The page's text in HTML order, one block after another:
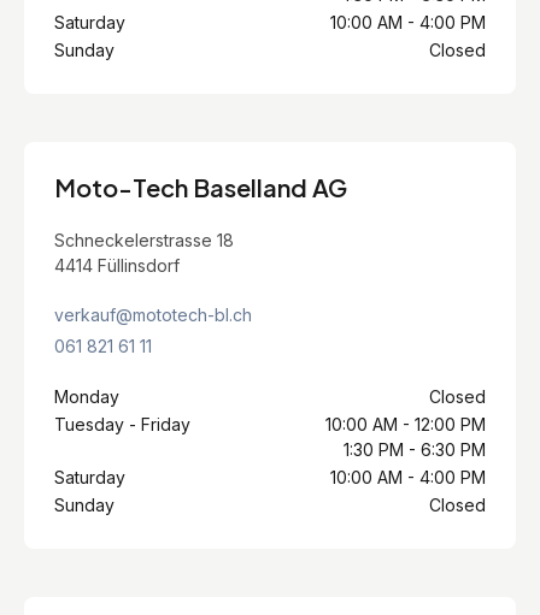
Saturday
10:00 AM - 4:00 PM
Sunday
Closed
Moto-Tech Baselland AG
Schneckelerstrasse 18
4414 Füllinsdorf
verkauf@mototech-bl.ch
061 821 61 11
Monday
Closed
Tuesday - Friday
10:00 AM - 12:00 PM
1:30 PM - 6:30 PM
Saturday
10:00 AM - 4:00 PM
Sunday
Closed